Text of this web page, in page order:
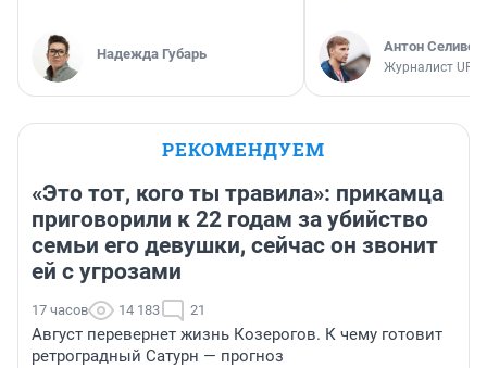
Надежда Губарь Антон
Журналист
РЕКОМЕНДУЕМ
«Это тот, кого ты травила»: прикамца
приговорили к 22 годам за убийство
семьи его девушки, сейчас он звонит
ей с угрозами
17 часов 14 183 21
Август перевернет жизнь Козерогов. К чему готовит
ретроградный Сатурн — прогноз